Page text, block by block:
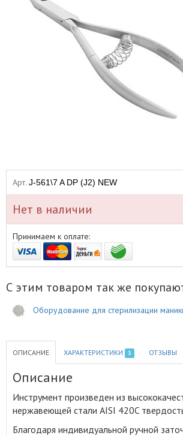
Арт. J-561\7 A DP (J2) NEW
Нет в наличии
Принимаем к оплате:
С этим товаром так же
Оборудование для стерилизации
ОПИСАНИЕ ХАРАКТЕРИСТИКИ 3 ОТЗЫВЫ
Описание
Инструмент произведен из
нержавеющей стали AISI 420C
Благодаря индивидуальной ручной